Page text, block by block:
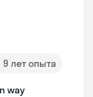
9 лет опыта
way